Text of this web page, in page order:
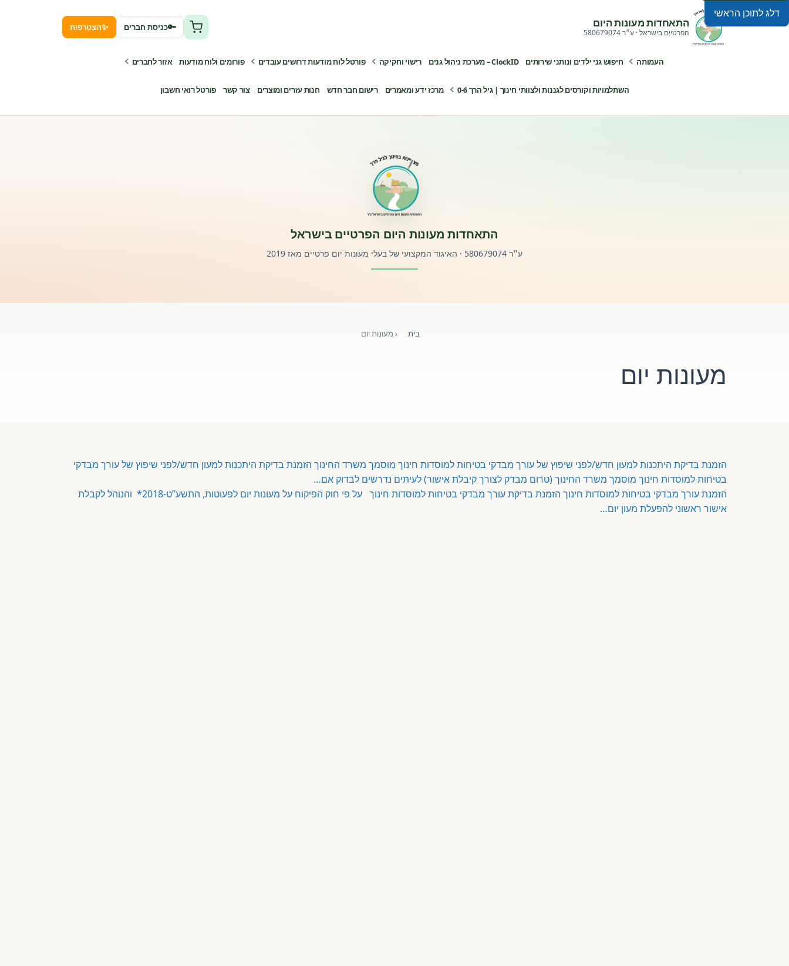
דלג לתוכן הראשי
התאחדות מעונות היום
הפרטיים בישראל · ע״ר 580679074
העמותה חיפוש גני ילדים ונותני שירותים ClockID – מערכת ניהול גנים רישוי וחקיקה פורטל לוח מודעות דרושים עובדים פורומים ולוח מודעות אזור לחברים
השתלמויות וקורסים לגננות ולצוותי חינוך | גיל הרך 0-6 מרכז ידע ומאמרים רישום חבר חדש חנות עזרים ומוצרים צור קשר פורטל רואי חשבון
🔑כניסת חברים ✨הצטרפות
התאחדות מעונות היום הפרטיים בישראל
ע״ר 580679074 · האיגוד המקצועי של בעלי מעונות יום פרטיים מאז 2019
בית ‹ מעונות יום
מעונות יום
הזמנת בדיקת היתכנות למעון חדש/לפני שיפוץ של עורך מבדקי בטיחות למוסדות חינוך מוסמך משרד החינוך הזמנת בדיקת היתכנות למעון חדש/לפני שיפוץ של עורך מבדקי
בטיחות למוסדות חינוך מוסמך משרד החינוך (טרום מבדק לצורך קיבלת אישור) לעיתים נדרשים לבדוק אם…
הזמנת עורך מבדקי בטיחות למוסדות חינוך
הזמנת בדיקת עורך מבדקי בטיחות למוסדות חינוך על פי חוק הפיקוח על מעונות יום לפעוטות, התשע”ט-2018* והנוהל לקבלת
אישור ראשוני להפעלת מעון יום…